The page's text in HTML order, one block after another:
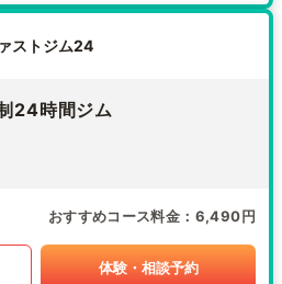
ストジム24
24時間ジム
おすすめコース料金 6,490円
体験・相談予約